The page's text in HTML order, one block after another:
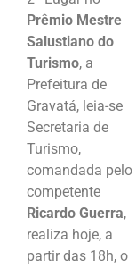
Prêmio Mestre
Salustiano do
Turismo, a
Prefeitura de
Gravatá, leia-se
Secretaria de
Turismo,
comandada pelo
competente
Ricardo Guerra,
realiza hoje, a
partir das 18h, o